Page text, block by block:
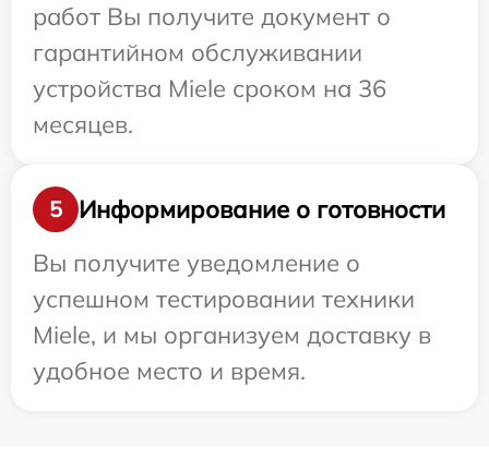
работ Вы получите документ о
гарантийном обслуживании
устройства Miele сроком на 36
месяцев.
5
Информирование о готовности
Вы получите уведомление о
успешном тестировании техники
Miele, и мы организуем доставку в
удобное место и время.